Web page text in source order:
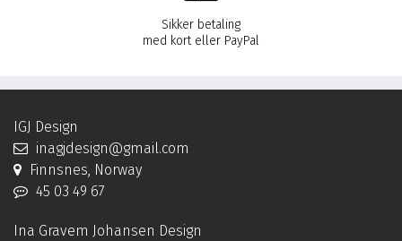
Sikker betaling
med kort eller PayPal
IGJ Design
inagjdesign@gmail.com
Finnsnes, Norway
45 03 49 67
Ina Gravem Johansen Design